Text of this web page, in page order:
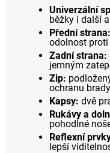
Univerzální
běžky i další
Přední strana:
odolnost
Zadní strana:
jemným
Zip:
ochranu
Kapsy: dvě
Rukávy a
pohodlné
Reflexní
lepší